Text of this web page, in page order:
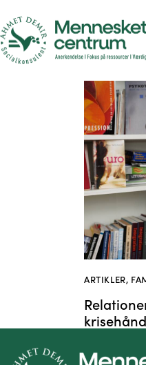
ARTIKLER,